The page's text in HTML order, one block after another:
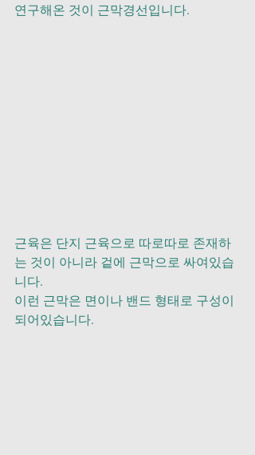
연구해온 것이 근막경선입니다.
근육은 단지 근육으로 따로따로 존재하
는 것이 아니라 겉에 근막으로 싸여있습
니다.
이런 근막은 면이나 밴드 형태로 구성이
되어있습니다.